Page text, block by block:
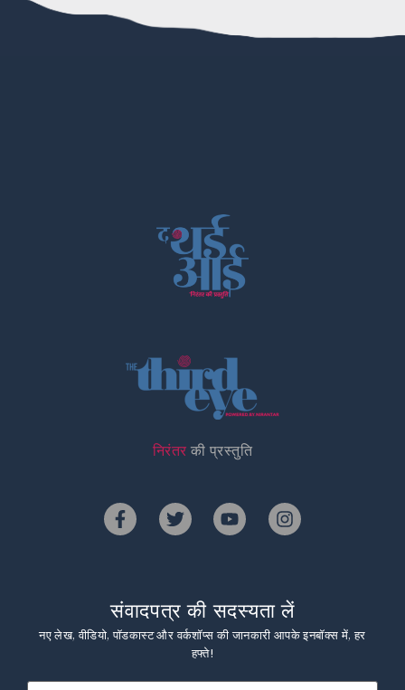
निरंतर की प्रस्तुति
संवादपत्र की सदस्यता लें
नए लेख, वीडियो, पॉडकास्ट और वर्कशॉप्स की जानकारी आपके इनबॉक्स में, हर
हफ्ते!